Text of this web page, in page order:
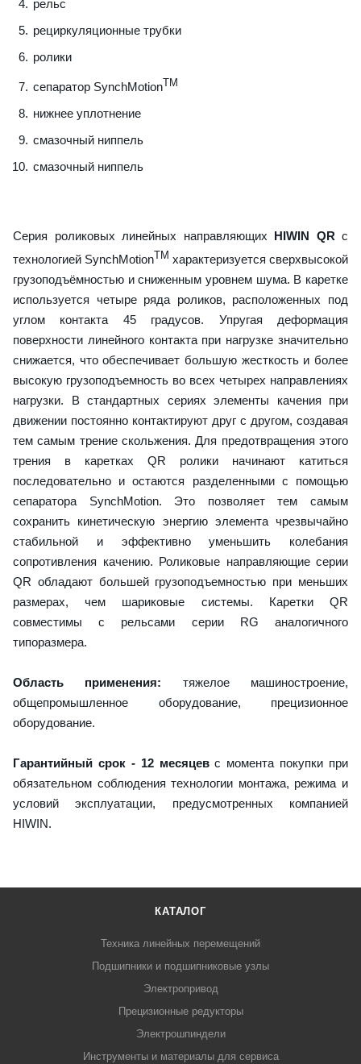
рельс
рециркуляционные трубки
ролики
сепаратор SynchMotion TM
нижнее уплотнение
смазочный ниппель
смазочный ниппель
Серия роликовых линейных направляющих HIWIN QR с
технологией SynchMotion TM характеризуется сверхвысокой
грузоподъёмностью и сниженным уровнем шума. В каретке
используется четыре ряда роликов, расположенных под
углом контакта 45 градусов. Упругая деформация
поверхности линейного контакта при нагрузке значительно
снижается, что обеспечивает большую жесткость и более
высокую грузоподъемность во всех четырех направлениях
нагрузки. В стандартных сериях элементы качения при
движении постоянно контактируют друг с другом, создавая
тем самым трение скольжения. Для предотвращения этого
трения в каретках QR ролики начинают катиться
последовательно и остаются разделенными с помощью
сепаратора SynchMotion. Это позволяет тем самым
сохранить кинетическую энергию элемента чрезвычайно
стабильной и эффективно уменьшить колебания
сопротивления качению. Роликовые направляющие серии
QR обладают большей грузоподъемностью при меньших
размерах, чем шариковые системы. Каретки QR
совместимы с рельсами серии RG аналогичного
типоразмера.
Область применения: тяжелое машиностроение,
общепромышленное оборудование, прецизионное
оборудование.
Гарантийный срок - 12 месяцевс момента покупки при
обязательном соблюдения технологии монтажа, режима и
условий эксплуатации, предусмотренных компанией
HIWIN.
КАТАЛОГ
Техника линейных перемещений
Подшипники и подшипниковые узлы
Электропривод
Прецизионные редукторы
Электрошпиндели
Инструменты и материалы для сервиса